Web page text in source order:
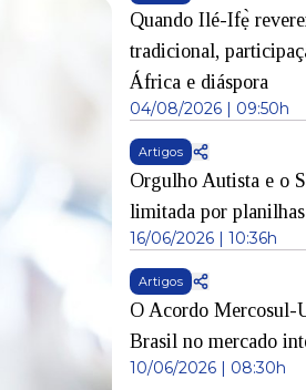
Quando Ilé-Ifẹ̀
tradicional,
África e diáspora
04/08/2026 | 09:50h
Artigos
Orgulho Autista e o
limitada por
16/06/2026 | 10:36h
Artigos
O Acordo Mercosul-
Brasil no mercado
10/06/2026 | 08:30h